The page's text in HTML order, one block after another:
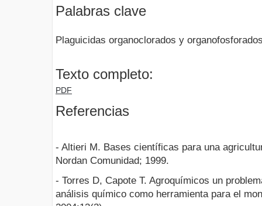
Palabras clave
Plaguicidas organoclorados y
Texto completo:
PDF
Referencias
- Altieri M. Bases científicas para una
Nordan Comunidad; 1999.
- Torres D, Capote T. Agroquímicos un
análisis químico como herramienta para el